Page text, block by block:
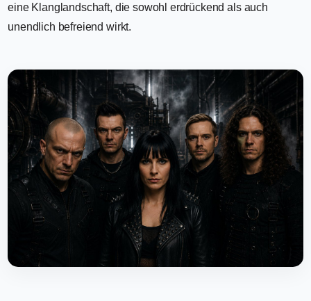
eine Klanglandschaft, die sowohl erdrückend als auch
unendlich befreiend wirkt.